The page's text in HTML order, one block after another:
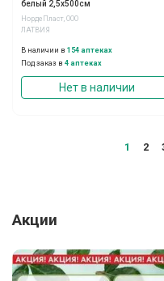
белый 2,5х500см
НордеПласт, ООО
ЛАТВИЯ
В наличии в 154 аптеках
Под заказ в 4 аптеках
Нет в наличии
1 2
Акции